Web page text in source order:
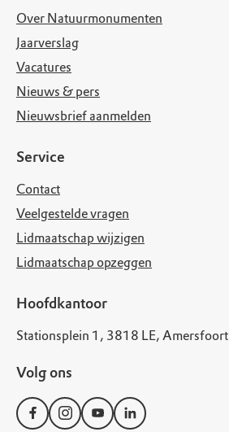
Over Natuurmonumenten
Jaarverslag
Vacatures
Nieuws & pers
Nieuwsbrief aanmelden
Service
Contact
Veelgestelde vragen
Lidmaatschap wijzigen
Lidmaatschap opzeggen
Hoofdkantoor
Stationsplein 1, 3818 LE, Amersfoort
Volg ons